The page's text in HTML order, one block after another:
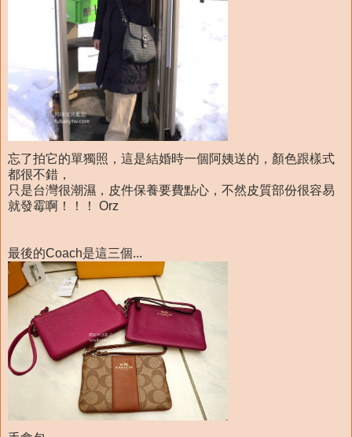
忘了拍它的單獨照，這是結婚時一個阿姨送的，顏色跟樣式
都很不錯，
只是台灣很潮濕，皮件保養要費點心，不然皮質部份很容易
就發霉啊！！！ Orz
最後的Coach是這三個...